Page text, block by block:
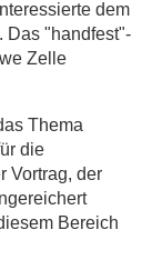
dem
Das "handfest"-
Zelle
Thema
die
Vortrag, der
Bereich